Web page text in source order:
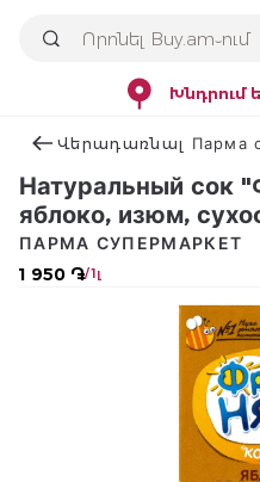
Խնդրում
Վերադառնալ Парма
Натуральный сок
яблоко, изюм,
1 950 ֏/ 1լ
ПАРМА СУПЕРМАРКЕТ